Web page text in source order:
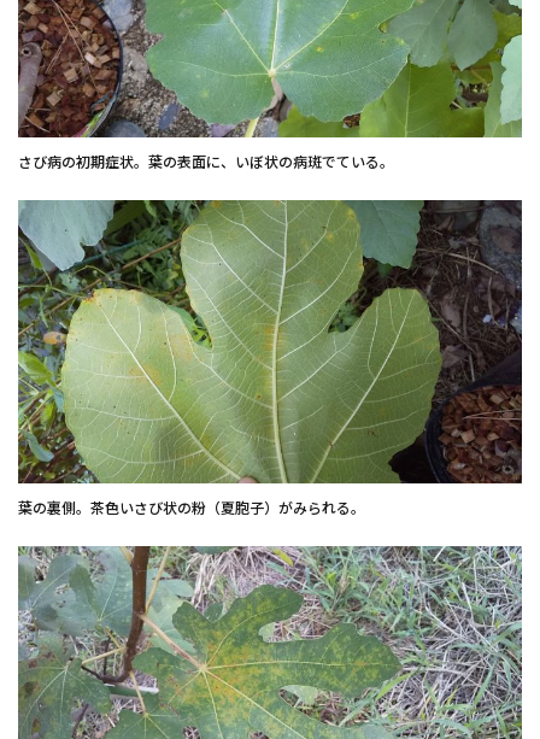
さび病の初期症状。葉の表面に、いぼ状の病斑でている。
葉の裏側。茶色いさび状の粉（夏胞子）がみられる。